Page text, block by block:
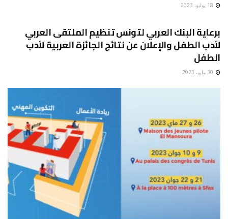
18 يوليو، 2023
برعاية البنك العربي لتونس تنظيم الملتقى العربي
لأدب الطفل والإعلان عن نتائج الجائزة العربية لأدب
الطفل
30 مايو، 2023